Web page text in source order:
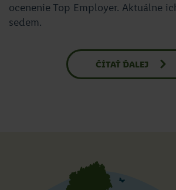
ocenenie Top Employer. Aktuálne
sedem.
ČÍTAŤ ĎALEJ